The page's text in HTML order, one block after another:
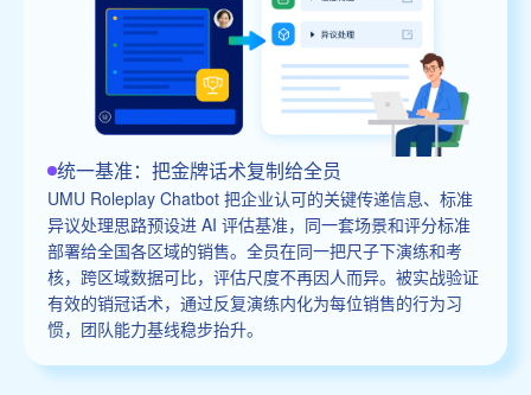
统一基准：把金牌话术复制给全员
UMU Roleplay Chatbot 把企业认可的关键传递信息、标准
异议处理思路预设进 AI 评估基准，同一套场景和评分标准
部署给全国各区域的销售。全员在同一把尺子下演练和考
核，跨区域数据可比，评估尺度不再因人而异。被实战验证
有效的销冠话术，通过反复演练内化为每位销售的行为习
惯，团队能力基线稳步抬升。